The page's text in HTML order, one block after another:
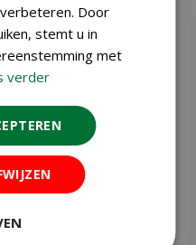
Door
stemt u in
met
verder